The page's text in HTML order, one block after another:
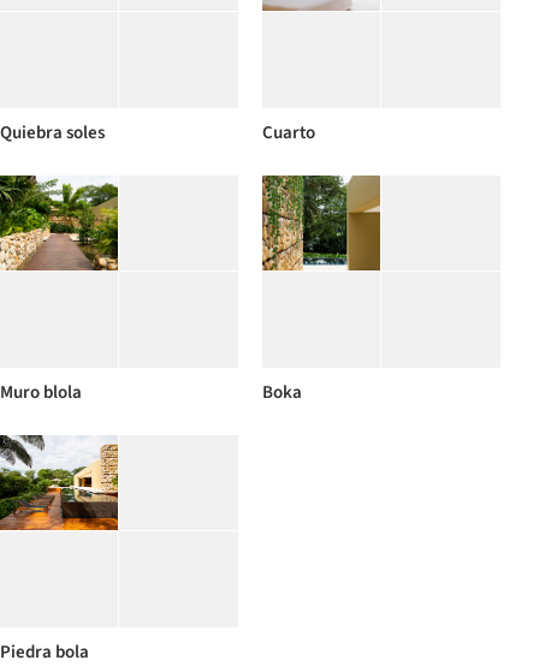
Quiebra soles Cuarto
Muro blola Boka
Piedra bola